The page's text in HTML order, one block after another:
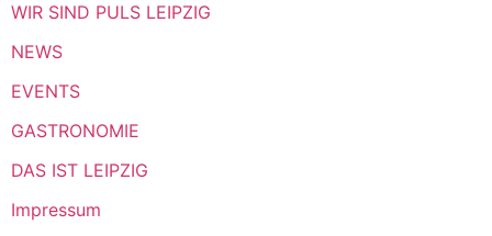
WIR SIND PULS LEIPZIG
NEWS
EVENTS
GASTRONOMIE
DAS IST LEIPZIG
Impressum